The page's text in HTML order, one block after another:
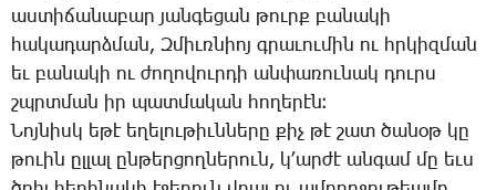
աս­տի­ճա­նա­բար յան­գե­ցան թուրք բա­նա­կի
հա­կա­դարձ­ման, Զ­միւռ­նիոյ գրա­ւու­մին ու հրկիզ­ման
եւ բա­նա­կի ու ժո­ղո­վուր­դի ան­փա­ռու­նակ դուրս
շպրտման իր պատ­մա­կան հո­ղե­րէն։
­­Նոյ­նիսկ ե­թէ ե­ղե­լու­թիւն­նե­րը քիչ թէ շատ ծա­նօթ կը
թո­ւին ըլ­լալ ըն­թեր­ցող­նե­րուն, կ­­՚ար­ժէ ան­գամ մը եւս